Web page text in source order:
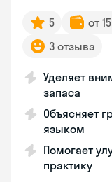
5 от
3 отзыва
Уделяет
запаса
Объясняет
языком
Помогает
практику